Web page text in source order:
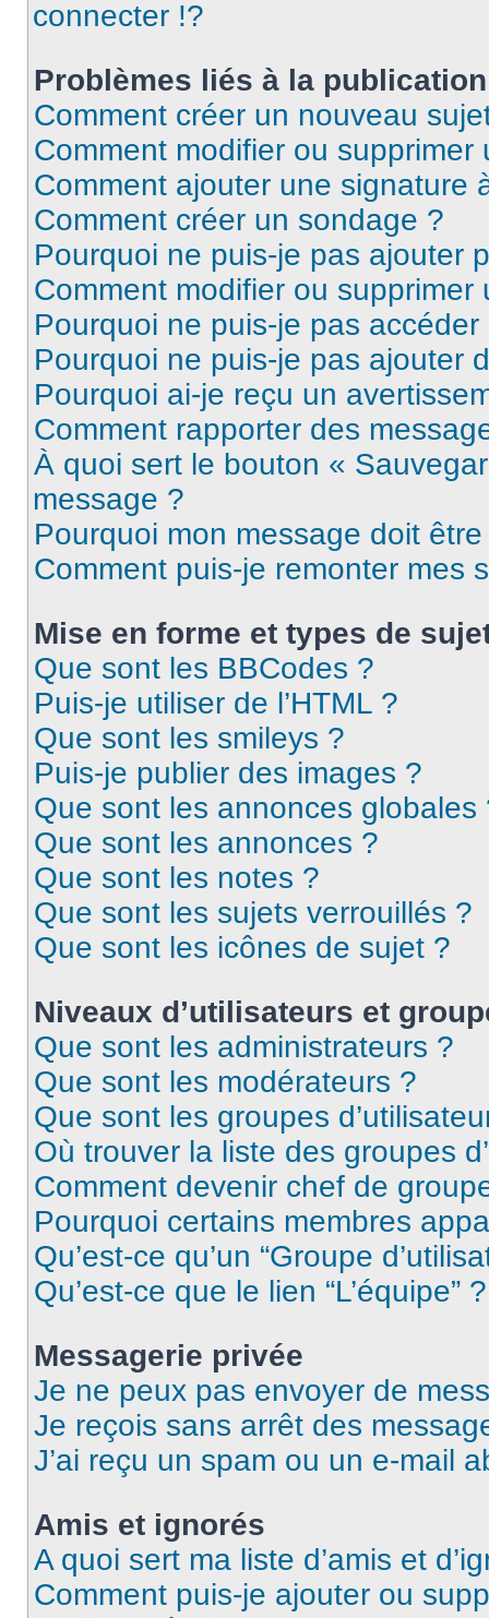
connecter !?
Problèmes liés à la
Comment créer un nouveau
Comment modifier ou supprimer
Comment ajouter une signature
Comment créer un sondage ?
Pourquoi ne puis-je pas ajouter
Comment modifier ou supprimer
Pourquoi ne puis-je pas
Pourquoi ne puis-je pas ajouter
Pourquoi ai-je reçu un
Comment rapporter des
À quoi sert le bouton «
message ?
Pourquoi mon message doit
Comment puis-je remonter mes
Mise en forme et types de
Que sont les BBCodes ?
Puis-je utiliser de l’HTML ?
Que sont les smileys ?
Puis-je publier des images ?
Que sont les annonces globales
Que sont les annonces ?
Que sont les notes ?
Que sont les sujets verrouillés ?
Que sont les icônes de sujet ?
Niveaux d’utilisateurs et
Que sont les administrateurs ?
Que sont les modérateurs ?
Que sont les groupes
Où trouver la liste des groupes
Comment devenir chef de
Pourquoi certains membres
Qu’est-ce qu’un “Groupe
Qu’est-ce que le lien “L’équipe” ?
Messagerie privée
Je ne peux pas envoyer de
Je reçois sans arrêt des
J’ai reçu un spam ou un e-mail
Amis et ignorés
A quoi sert ma liste d’amis et
Comment puis-je ajouter ou